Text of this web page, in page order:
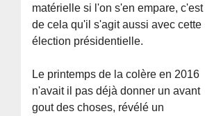
matérielle si l'on s'en empare, c'est
de cela qu'il s'agit aussi avec cette
élection présidentielle.
Le printemps de la colère en 2016
n'avait il pas déjà donner un avant
gout des choses, révélé un